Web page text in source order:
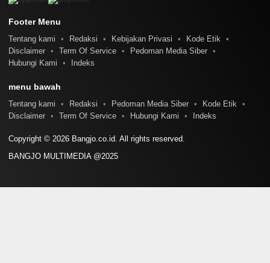
Footer Menu
Tentang kami Redaksi Kebijakan Privasi
Kode Etik
Disclaimer
Term Of Service
Pedoman Media Siber
Hubungi Kami
Indeks
menu bawah
Tentang kami Redaksi Pedoman Media Siber
Kode Etik
Disclaimer
Term Of Service Hubungi Kami Indeks
Copyright © 2026 Bangjo.co.id. All rights reserved.
BANGJO MULTIMEDIA @2025